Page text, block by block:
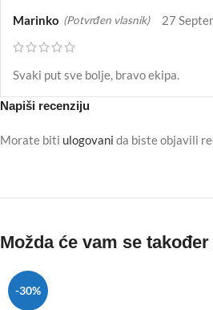
Marinko (Potvrđen vlasnik) 27
Svaki put sve bolje, bravo ekipa.
Napiši recenziju
Morate biti ulogovani da biste objavili
Možda će vam se
-30%